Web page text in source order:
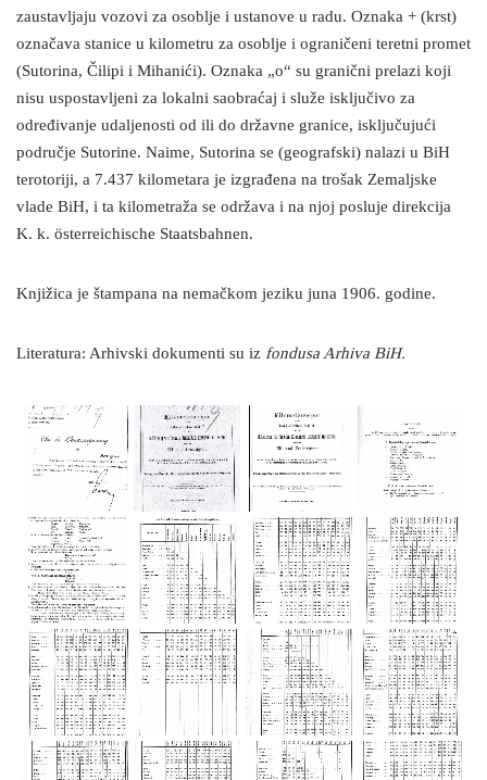
zaustavljaju vozovi za osoblje i ustanove u radu. Oznaka + (krst)
označava stanice u kilometru za osoblje i ograničeni teretni promet
(Sutorina, Čilipi i Mihanići). Oznaka „o“ su granični prelazi koji
nisu uspostavljeni za lokalni saobraćaj i služe isključivo za
određivanje udaljenosti od ili do državne granice, isključujući
područje Sutorine. Naime, Sutorina se (geografski) nalazi u BiH
terotoriji, a 7.437 kilometara je izgrađena na trošak Zemaljske
vlade BiH, i ta kilometraža se održava i na njoj posluje direkcija
K. k. österreichische Staatsbahnen.
Knjižica je štampana na nemačkom jeziku juna 1906. godine.
Literatura: Arhivski dokumenti su iz fondusa Arhiva BiH.